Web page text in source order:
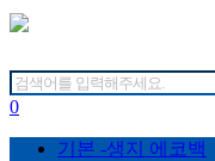
0
기본 -생지 에코백